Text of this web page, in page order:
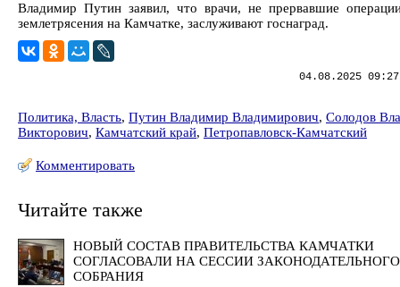
Владимир Путин заявил, что врачи, не прервавшие
землетрясения на Камчатке, заслуживают госнаград.
04.08.2025
Политика, Власть, Путин Владимир Владимирович, Солодов
Викторович, Камчатский край, Петропавловск-Камчатский
Комментировать
Читайте также
НОВЫЙ СОСТАВ ПРАВИТЕЛЬСТВА КАМЧАТКИ
СОГЛАСОВАЛИ НА СЕССИИ ЗАКОНОДАТЕЛЬНОГО
СОБРАНИЯ